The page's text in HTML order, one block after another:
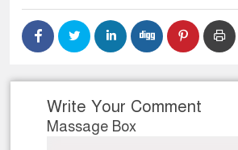
Write Your Comment
Massage Box